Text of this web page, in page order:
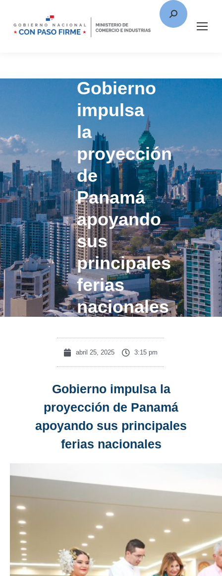
Gobierno
impulsa
la
proyección
de
Panamá
apoyando
sus
principales
ferias
nacionales
abril 25, 2025 3:15 pm
Gobierno impulsa la
proyección de Panamá
apoyando sus principales
ferias nacionales